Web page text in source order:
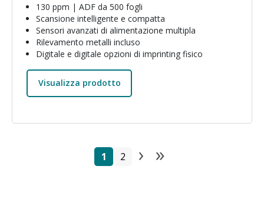
130 ppm | ADF da 500 fogli
Scansione intelligente e compatta
Sensori avanzati di alimentazione multipla
Rilevamento metalli incluso
Digitale e digitale opzioni di imprinting fisico
Visualizza prodotto
Paginazione
Pagina
1 Pagina
2 Pagina
› Ultima
»